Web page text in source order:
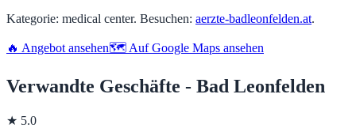
Kategorie: medical center. Besuchen: aerzte-badleonfelden.at.
🔥 Angebot ansehen🗺️ Auf Google Maps ansehen
Verwandte Geschäfte - Bad Leonfelden
★ 5.0